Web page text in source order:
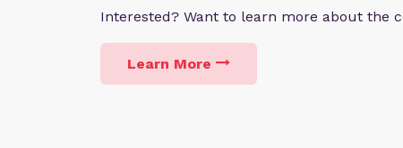
Interested? Want to learn more about the
Learn More